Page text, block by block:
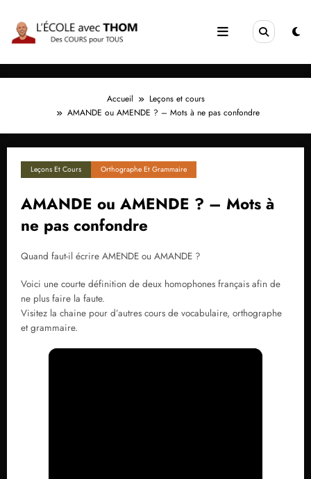
contenu
Accueil
Leçons et cours
AMANDE ou AMENDE ? – Mots à ne pas confondre
Leçons Et Cours Orthographe Et Grammaire
AMANDE ou AMENDE ? – Mots à
ne pas confondre
Quand faut-il écrire AMENDE ou AMANDE ?
Voici une courte définition de deux homophones français afin de
ne plus faire la faute.
Visitez la chaine pour d’autres cours de vocabulaire, orthographe
et grammaire.